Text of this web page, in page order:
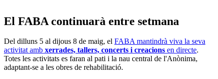
El FABA continuarà entre setmana
Del dilluns 5 al dijous 8 de maig, el FABA mantindrà viva la seva
activitat amb xerrades, tallers, concerts i creacions en directe.
Totes les activitats es faran al pati i la nau central de l'Anònima,
adaptant-se a les obres de rehabilitació.